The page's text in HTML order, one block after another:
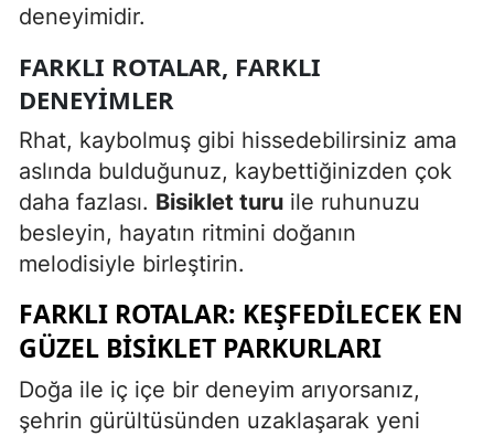
Van
Yozgat
Zonguldak
Bayburt
Kırıkkale
deneyimidir.
FARKLI ROTALAR, FARKLI
DENEYIMLER
Rhat, kaybolmuş gibi hissedebilirsiniz ama
aslında bulduğunuz, kaybettiğinizden çok
daha fazlası. Bisiklet turu ile ruhunuzu
besleyin, hayatın ritmini doğanın
melodisiyle birleştirin.
FARKLI ROTALAR: KEŞFEDILECEK EN
GÜZEL BISIKLET PARKURLARI
Doğa ile iç içe bir deneyim arıyorsanız,
şehrin gürültüsünden uzaklaşarak yeni